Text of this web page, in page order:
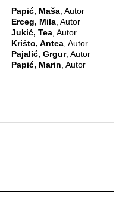
Papić, Maša , Autor
Erceg, Mila , Autor
Jukić, Tea , Autor
Krišto, Antea , Autor
Pajalić, Grgur, Autor
Papić, Marin , Autor